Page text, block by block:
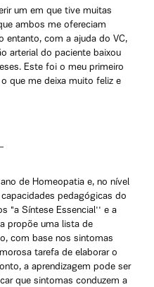
um em que tive muitas
ambos me ofereciam
entanto, com a ajuda do VC,
arterial do paciente baixou
Este foi o meu primeiro
que me deixa muito feliz e
de Homeopatia e, no nível
pedagógicas do
"a Síntese Essencial'' e a
propõe uma lista de
com base nos sintomas
tarefa de elaborar o
a aprendizagem pode ser
que sintomas conduzem a